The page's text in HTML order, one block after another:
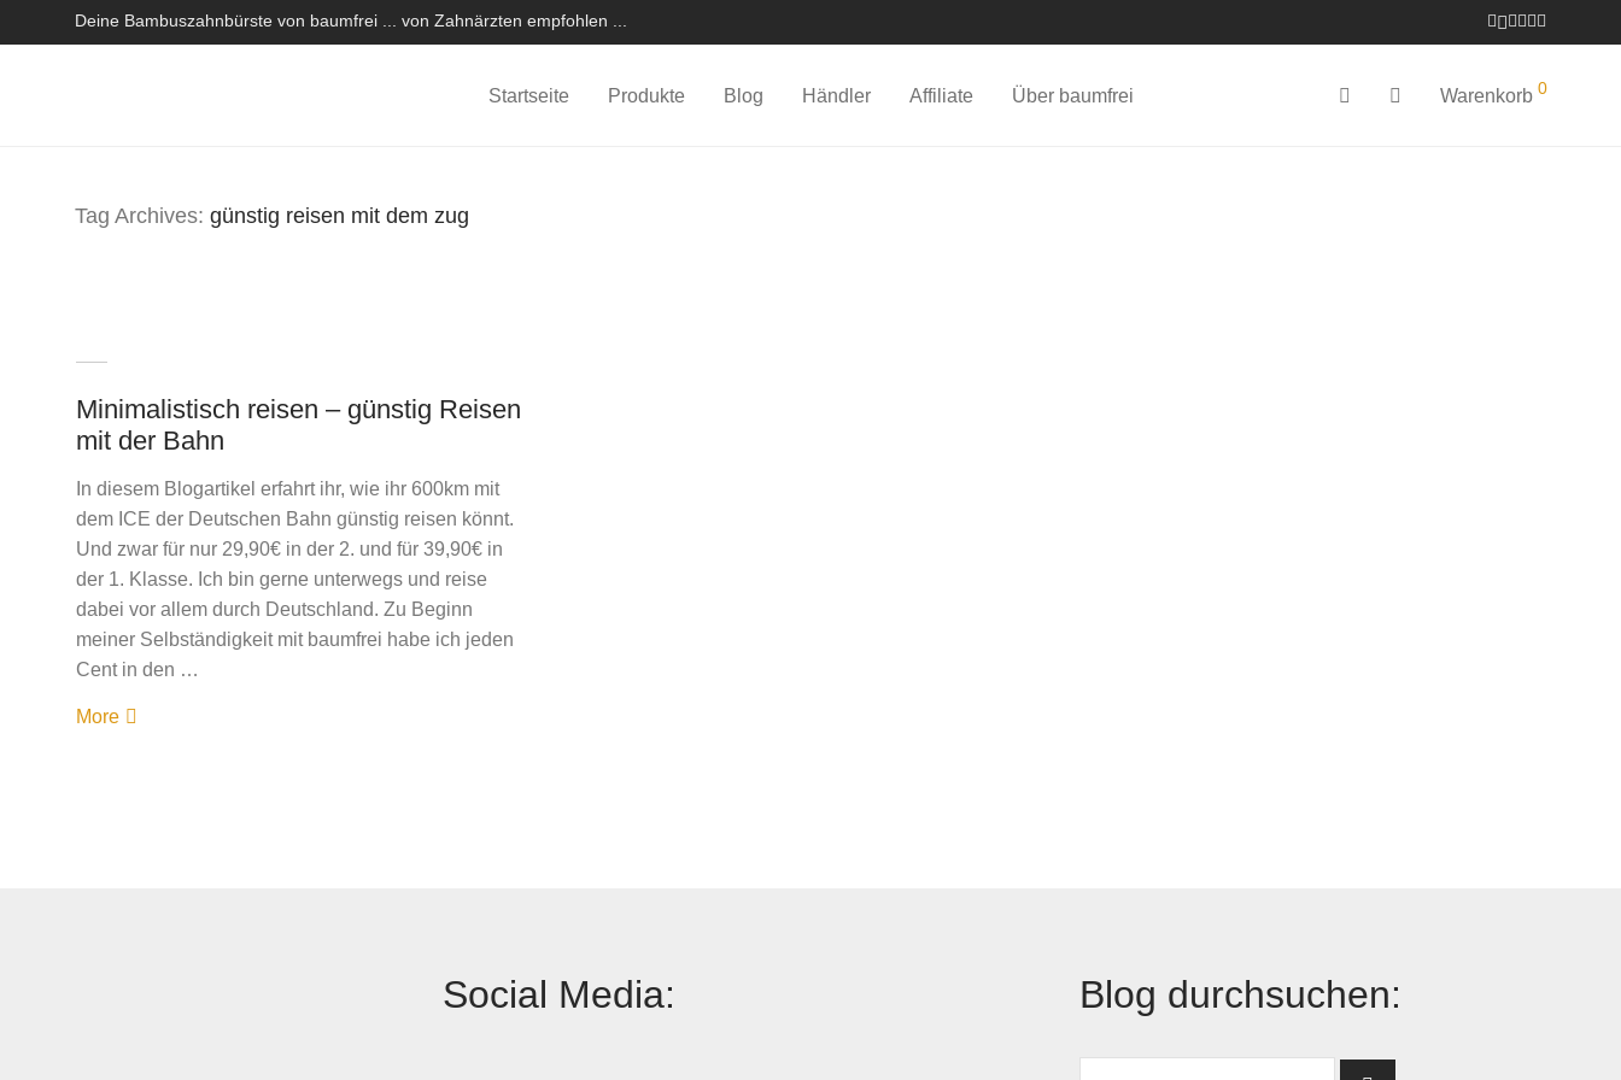
Deine Bambuszahnbürste von baumfrei ... von Zahnärzten empfohlen ...
Startseite Produkte Blog Händler Affiliate Über baumfrei Warenkorb 0
Tag Archives: günstig reisen mit dem zug
Minimalistisch reisen – günstig Reisen
mit der Bahn
In diesem Blogartikel erfahrt ihr, wie ihr 600km mit
dem ICE der Deutschen Bahn günstig reisen könnt.
Und zwar für nur 29,90€ in der 2. und für 39,90€ in
der 1. Klasse. Ich bin gerne unterwegs und reise
dabei vor allem durch Deutschland. Zu Beginn
meiner Selbständigkeit mit baumfrei habe ich jeden
Cent in den …
More
Social Media: Blog durchsuchen: